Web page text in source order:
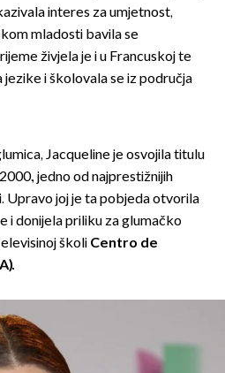
interes za umjetnost,
mladosti bavila se
živjela je i u Francuskoj te
jezike i školovala se iz područja
Jacqueline je osvojila titulu
jedno od najprestižnijih
Upravo joj je ta pobjeda otvorila
i donijela priliku za glumačko
školi Centro de